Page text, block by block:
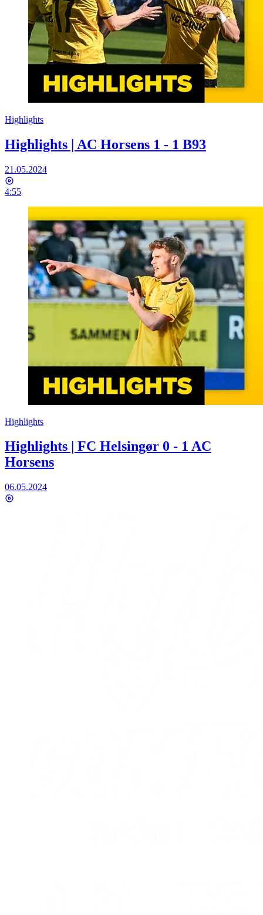
Highlights
Highlights | AC Horsens 1 - 1 B93
21.05.2024
4:55
Highlights
Highlights | FC Helsingør 0 - 1 AC
Horsens
06.05.2024